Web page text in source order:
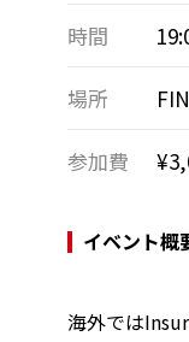
時間
場所
参加費
イベント概
海外では